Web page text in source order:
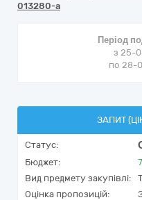
013280-a
Період
з 25-
по 28-
ЗАПИТ
Статус:
Бюджет:
Вид предмету закупівлі:
Оцінка пропозицій: